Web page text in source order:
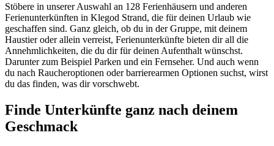
Stöbere in unserer Auswahl an 128 Ferienhäusern und anderen
Ferienunterkünften in Klegod Strand, die für deinen Urlaub wie
geschaffen sind. Ganz gleich, ob du in der Gruppe, mit deinem
Haustier oder allein verreist, Ferienunterkünfte bieten dir all die
Annehmlichkeiten, die du dir für deinen Aufenthalt wünschst.
Darunter zum Beispiel Parken und ein Fernseher. Und auch wenn
du nach Raucheroptionen oder barrierearmen Optionen suchst, wirst
du das finden, was dir vorschwebt.
Finde Unterkünfte ganz nach deinem
Geschmack